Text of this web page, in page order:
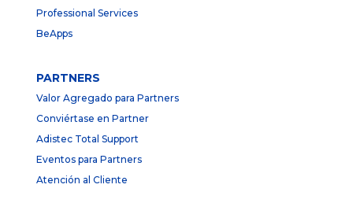
Professional Services
BeApps
PARTNERS
Valor Agregado para Partners
Conviértase en Partner
Adistec Total Support
Eventos para Partners
Atención al Cliente